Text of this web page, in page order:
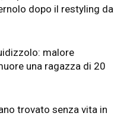
dopo il restyling da
malore
una ragazza di 20
trovato senza vita in